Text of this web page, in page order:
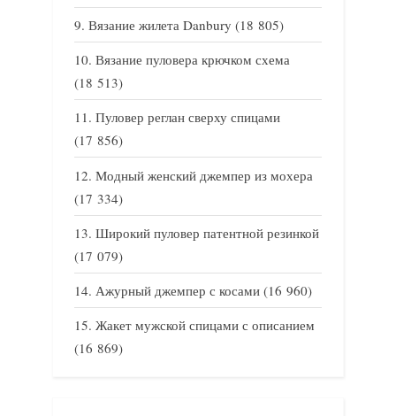
Вязание жилета Danbury (18 805)
Вязание пуловера крючком схема
(18 513)
Пуловер реглан сверху спицами
(17 856)
Модный женский джемпер из мохера
(17 334)
Широкий пуловер патентной резинкой
(17 079)
Ажурный джемпер с косами (16 960)
Жакет мужской спицами с описанием
(16 869)